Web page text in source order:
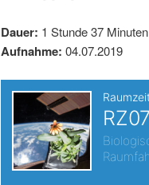
n
h
a
l
n
I
n
h
Dauer: 1 Stunde 37 Minuten
Aufnahme: 04.07.2019